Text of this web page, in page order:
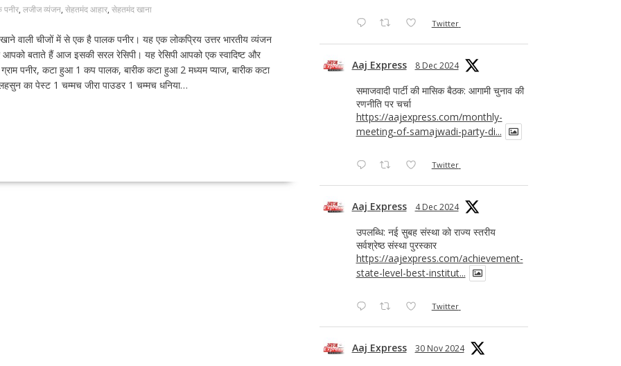
पनीर, लजीज व्यंजन, सेहतमंद आहार, सेहतमंद खाना
वाली चीजों में से एक है पालक पनीर। यह एक लोकप्रिय उत्तर भारतीय व्यंजन
बताते हैं आज इसकी सरल रेसिपी। यह रेसिपी आपको एक स्वादिष्ट और
पनीर, कटा हुआ 1 कप पालक, बारीक कटा हुआ 2 मध्यम प्याज, बारीक कटा
का पेस्ट 1 चम्मच जीरा पाउडर 1 चम्मच धनिया…
Twitter
Aaj Express 8 Dec 2024
समाजवादी पार्टी की मासिक बैठक: आगामी चुनाव की
रणनीति पर चर्चा
https://aajexpress.com/monthly-
meeting-of-samajwadi-party-di...
Twitter
Aaj Express 4 Dec 2024
उपलब्धि: नई सुबह संस्था को राज्य स्तरीय
सर्वश्रेष्ठ संस्था पुरस्कार
https://aajexpress.com/achievement-
state-level-best-institut...
Twitter
Aaj Express 30 Nov 2024